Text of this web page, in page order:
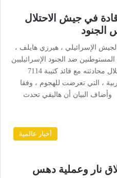
في جيش الاحتلال
الجنود
الإسرائيلي ، هيرزي هايلف ،
ضد الجنود الإسرائيليين
في الضفة الغربية الليلة الماضية ، خلال محادثته مع قائد كتيبة 7114
، التي تعرضت للهجوم ، وفقا
البيان أن هاليفي تحدث
أخبار عالمية